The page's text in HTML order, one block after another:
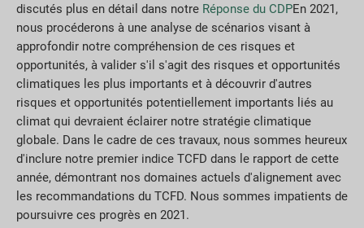
discutés plus en détail dans notre Réponse du CDPEn 2021,
nous procéderons à une analyse de scénarios visant à
approfondir notre compréhension de ces risques et
opportunités, à valider s'il s'agit des risques et opportunités
climatiques les plus importants et à découvrir d'autres
risques et opportunités potentiellement importants liés au
climat qui devraient éclairer notre stratégie climatique
globale. Dans le cadre de ces travaux, nous sommes heureux
d'inclure notre premier indice TCFD dans le rapport de cette
année, démontrant nos domaines actuels d'alignement avec
les recommandations du TCFD. Nous sommes impatients de
poursuivre ces progrès en 2021.